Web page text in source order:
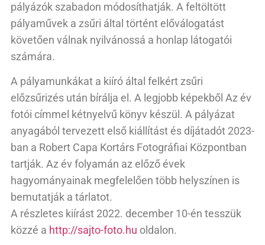
pályázók szabadon módosíthatják. A feltöltött
pályaművek a zsűri által történt előválogatást
követően válnak nyilvánossá a honlap látogatói
számára.
A pályamunkákat a kiíró által felkért zsűri
előzsűrizés után bírálja el. A legjobb képekből Az év
fotói címmel kétnyelvű könyv készül. A pályázat
anyagából tervezett első kiállítást és díjátadót 2023-
ban a Robert Capa Kortárs Fotográfiai Központban
tartják. Az év folyamán az előző évek
hagyományainak megfelelően több helyszínen is
bemutatják a tárlatot.
A részletes kiírást 2022. december 10-én tesszük
közzé a http://sajto-foto.hu oldalon.